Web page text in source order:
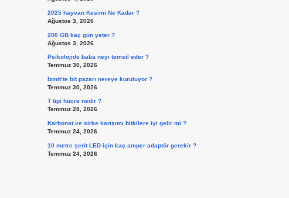
2025 hayvan Kesimi Ne Kadar ?
Ağustos 3, 2026
200 GB kaç gün yeter ?
Ağustos 3, 2026
Psikolojide baba neyi temsil eder ?
Temmuz 30, 2026
İzmit’te bit pazarı nereye kuruluyor ?
Temmuz 30, 2026
T tipi hücre nedir ?
Temmuz 28, 2026
Karbonat ve sirke karışımı bitkilere iyi gelir mi ?
Temmuz 24, 2026
10 metre şerit LED için kaç amper adaptör gerekir ?
Temmuz 24, 2026